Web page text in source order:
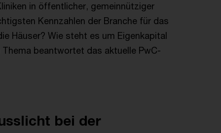
in öffentlicher, gemeinnütziger
Kennzahlen der Branche für das
Häuser? Wie steht es um Eigenkapital
beantwortet das aktuelle PwC-
bei der